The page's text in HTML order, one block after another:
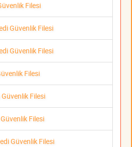
Filesi
Güvenlik Filesi
Güvenlik Filesi
Filesi
Filesi
Filesi
Güvenlik Filesi